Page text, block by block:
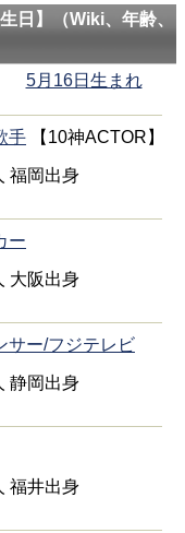
日】（Wiki、年齢、
5月16日生まれ
手 【10神ACTOR】
福岡出身
ー
大阪出身
サー/フジテレビ
静岡出身
福井出身